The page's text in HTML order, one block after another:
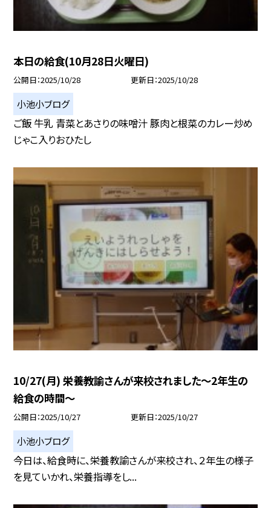
本日の給食(10月28日火曜日)
公開日 2025/10/28 更新日 2025/10/28
小池小ブログ
ご飯 牛乳 青菜とあさりの味噌汁 豚肉と根菜のカレー炒め
じゃこ入りおひたし
10/27(月) 栄養教諭さんが来校されました〜2年生の
給食の時間〜
公開日 2025/10/27 更新日 2025/10/27
小池小ブログ
今日は、給食時に、栄養教諭さんが来校され、２年生の様子
を見ていかれ、栄養指導をし...